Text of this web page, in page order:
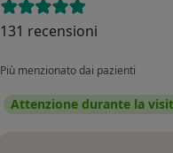
131 recensioni
Più menzionato dai pazienti
Attenzione durante la